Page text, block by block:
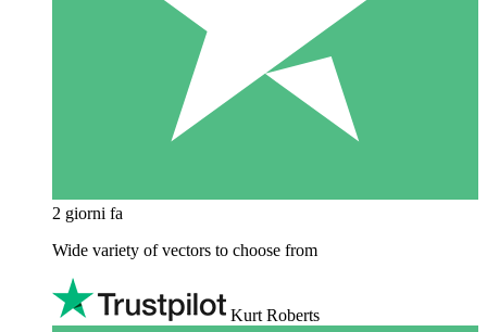
2 giorni fa
Wide variety of vectors to choose from
Kurt Roberts